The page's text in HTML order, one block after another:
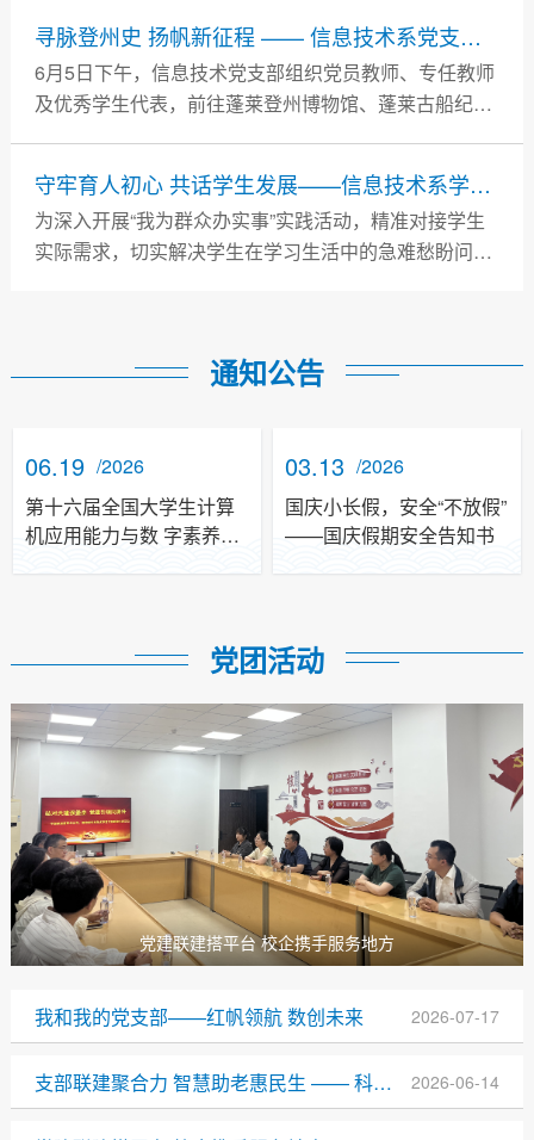
寻脉登州史 扬帆新征程 —— 信息技术系党支部赴蓬莱登州博物馆、古船纪念馆开展主题党日研学活动
6月5日下午，信息技术党支部组织党员教师、专任教师
及优秀学生代表，前往蓬莱登州博物馆、蓬莱古船纪念
守牢育人初心 共话学生发展——信息技术系学生座谈会
为深入开展“我为群众办实事”实践活动，精准对接学生
实际需求，切实解决学生在学习生活中的急难愁盼问
通知公告
06.19 /2026
第十六届全国大学生计算
机应用能力与数 字素养大
03.13 /2026
国庆小长假，安全“不放假”
——国庆假期安全告知书
党团活动
党建联建搭平台 校企携手服务地方
我和我的党支部——红帆领航 数创未来 2026-07-17
支部联建聚合力 智慧助老惠民生 —— 科技赋能社区健康治理实践活动顺利开展 2026-06-14